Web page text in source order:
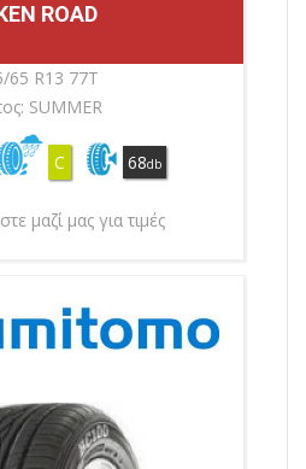
ROAD
65 R13 77T
SUMMER
C 68db
μαζί μας για τιμές